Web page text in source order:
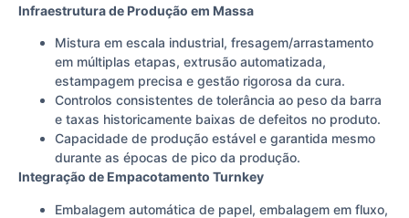
Infraestrutura de Produção em Massa
Mistura em escala industrial, fresagem/arrastamento
em múltiplas etapas, extrusão automatizada,
estampagem precisa e gestão rigorosa da cura.
Controlos consistentes de tolerância ao peso da barra
e taxas historicamente baixas de defeitos no produto.
Capacidade de produção estável e garantida mesmo
durante as épocas de pico da produção.
Integração de Empacotamento Turnkey
Embalagem automática de papel, embalagem em fluxo,